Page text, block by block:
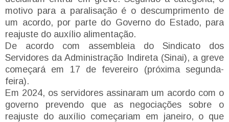
motivo para a paralisação é o descumprimento de
um acordo, por parte do Governo do Estado, para
reajuste do auxílio alimentação.
De acordo com assembleia do Sindicato dos
Servidores da Administração Indireta (Sinai), a greve
começará em 17 de fevereiro (próxima segunda-
feira).
Em 2024, os servidores assinaram um acordo com o
governo prevendo que as negociações sobre o
reajuste do auxílio começariam em janeiro, o que